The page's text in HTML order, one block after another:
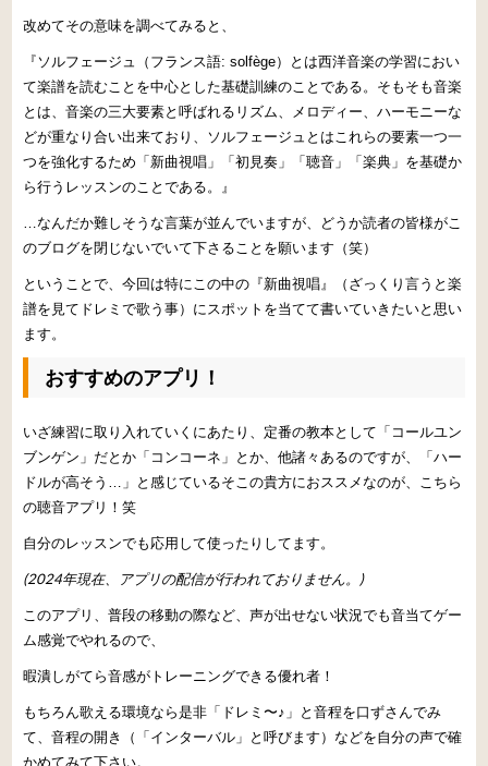
改めてその意味を調べてみると、
『ソルフェージュ（フランス語: solfège）とは西洋音楽の学習におい
て楽譜を読むことを中心とした基礎訓練のことである。そもそも音楽
とは、音楽の三大要素と呼ばれるリズム、メロディー、ハーモニーな
どが重なり合い出来ており、ソルフェージュとはこれらの要素一つ一
つを強化するため「新曲視唱」「初見奏」「聴音」「楽典」を基礎か
ら行うレッスンのことである。』
…なんだか難しそうな言葉が並んでいますが、どうか読者の皆様がこ
のブログを閉じないでいて下さることを願います（笑）
ということで、今回は特にこの中の『新曲視唱』（ざっくり言うと楽
譜を見てドレミで歌う事）にスポットを当てて書いていきたいと思い
ます。
おすすめのアプリ！
いざ練習に取り入れていくにあたり、定番の教本として「コールユン
ブンゲン」だとか「コンコーネ」とか、他諸々あるのですが、「ハー
ドルが高そう…」と感じているそこの貴方におススメなのが、こちら
の聴音アプリ！笑
自分のレッスンでも応用して使ったりしてます。
(2024年現在、アプリの配信が行われておりません。)
このアプリ、普段の移動の際など、声が出せない状況でも音当てゲー
ム感覚でやれるので、
暇潰しがてら音感がトレーニングできる優れ者！
もちろん歌える環境なら是非「ドレミ〜♪」と音程を口ずさんでみ
て、音程の開き（「インターバル」と呼びます）などを自分の声で確
かめてみて下さい。